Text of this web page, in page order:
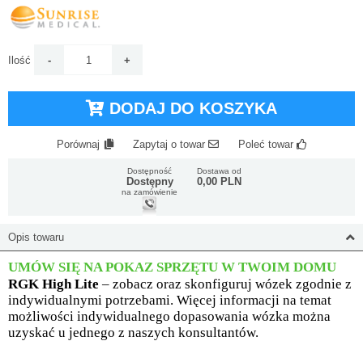
Ilość
DODAJ DO KOSZYKA
Porównaj Zapytaj o towar Poleć towar
Dostępność
Dostępny
na zamówienie
Dostawa od
0,00 PLN
Opis towaru
UMÓW SIĘ NA POKAZ SPRZĘTU W TWOIM DOMU
RGK High Lite – zobacz oraz skonfiguruj wózek zgodnie z
indywidualnymi potrzebami. Więcej informacji na temat
możliwości indywidualnego dopasowania wózka można
uzyskać u jednego z naszych konsultantów.